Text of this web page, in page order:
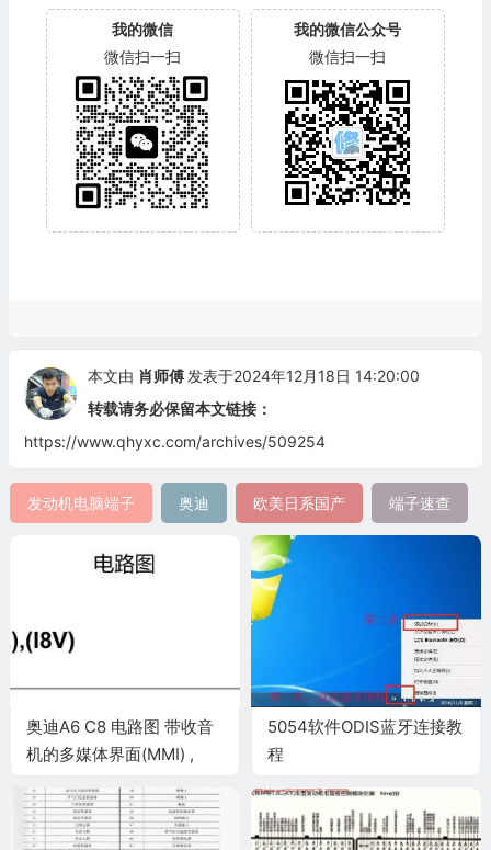
我的微信
微信扫一扫
我的微信公众号
微信扫一扫
本文由 肖师傅 发表于2024年12月18日 14:20:00
转载请务必保留本文链接：
https://www.qhyxc.com/archives/509254
发动机电脑端子 奥迪 欧美日系国产 端子速查
奥迪A6 C8 电路图 带收音
机的多媒体界面(MMI) ,
5054软件ODIS蓝牙连接教
程